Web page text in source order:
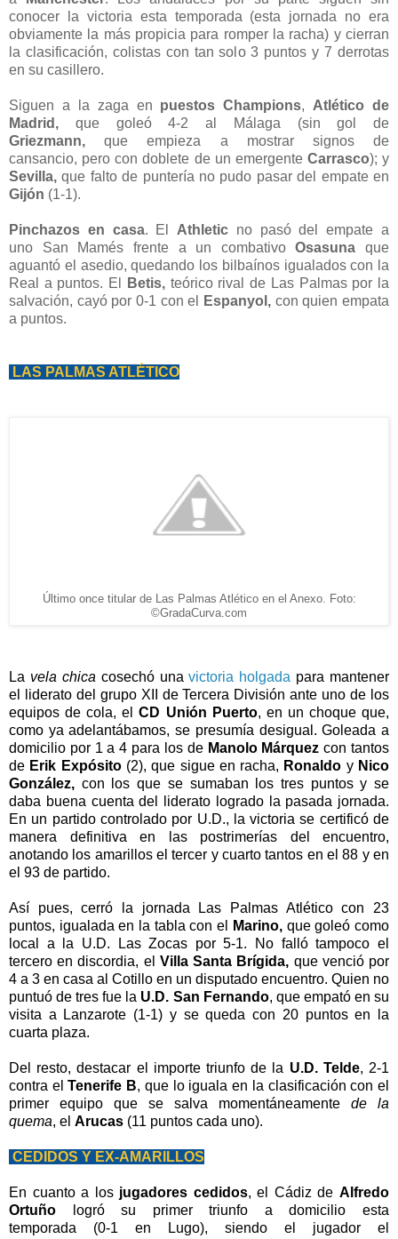
conocer la victoria esta temporada (esta jornada no era
obviamente la más propicia para romper la racha) y cierran
la clasificación, colistas con tan solo 3 puntos y 7 derrotas
en su casillero.
Siguen a la zaga en puestos Champions, Atlético de
Madrid, que goleó 4-2 al Málaga (sin gol de
Griezmann,que empieza a mostrar signos de
cansancio, pero con doblete de un emergente Carrasco); y
Sevilla,que falto de puntería no pudo pasar del empate en
Gijón (1-1).
Pinchazos en casa. El Athletic no pasó del empate a
uno San Mamés frente a un combativoOsasuna que
aguantó el asedio, quedando los bilbaínos igualados con la
Real a puntos. El
Betis, teórico rival de Las Palmas por la
salvación, cayó por 0-1 con el Espanyol, con quien empata
a puntos.
LAS PALMAS ATLÉTICO
Último once titular de Las Palmas Atlético en el Anexo. Foto:
©GradaCurva.com
La vela chica cosechó unavictoria holgada para mantener
el liderato del grupo XII de Tercera División ante uno de los
equipos de cola, elCD Unión Puerto, en un choque que,
como ya adelantábamos, se presumía desigual.Goleada a
domicilio por 1 a 4 para los de Manolo Márquezcon tantos
de Erik Expósito(2), que sigue en racha, Ronaldo y Nico
González, con los que se sumaban los tres puntos y se
daba buena cuenta del liderato logrado la pasada jornada.
En un partido controlado por U.D., la victoria se certificó de
manera definitiva en las postrimerías del encuentro,
anotando los amarillos el tercer y cuarto tantos en el 88 y en
el 93 de partido.
Así pues, cerró la jornada Las Palmas Atlético con 23
puntos, igualada en la tabla con el
Marino, que goleó como
local a la U.D. Las Zocas por 5-1. No falló tampoco el
tercero en discordia, el Villa Santa Brígida, que venció por
4 a 3 en casa al Cotillo en un disputado encuentro. Quien no
puntuó de tres fue la U.D. San Fernando, que empató en su
visita a Lanzarote (1-1) y se queda con 20 puntos en la
cuarta plaza.
Del resto, destacar el importe triunfo de la U.D. Telde, 2-1
contra elTenerife B, que lo iguala en la clasificación con el
primer equipo que se salva momentáneamente de la
quema, el Arucas (11 puntos cada uno).
CEDIDOS Y EX-AMARILLOS
En cuanto a los jugadores cedidos, el Cádiz deAlfredo
Ortuño logró su primer triunfo a domicilio esta
temporada (0-1 en Lugo), siendo el jugador el